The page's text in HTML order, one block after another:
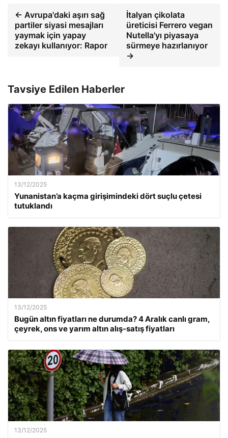
← Avrupa'daki aşırı sağ
partiler siyasi mesajları
yaymak için yapay
zekayı kullanıyor: Rapor
İtalyan çikolata
üreticisi Ferrero vegan
Nutella'yı piyasaya
sürmeye hazırlanıyor
→
Tavsiye Edilen Haberler
13/12/2025
Yunanistan’a kaçma girişimindeki dört suçlu çetesi
tutuklandı
13/12/2025
Bugün altın fiyatları ne durumda? 4 Aralık canlı gram,
çeyrek, ons ve yarım altın alış-satış fiyatları
13/12/2025